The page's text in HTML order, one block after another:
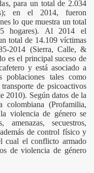
para un total de 2.034
en el 2014, fueron
lo que muestra un total
hogares). Al 2014 el
total de 14.109 víctimas
2014 (Sierra, Calle, &
es el principal suceso de
y está asociado a
poblaciones tales como
de psicoactivos
2010). Según datos de la
colombiana (Profamilia,
violencia de género se
amenazas, secuestros,
de control físico y
cual el conflicto armado
de violencia de género